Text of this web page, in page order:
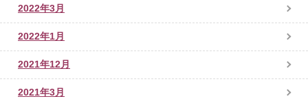
2022年3月
2022年1月
2021年12月
2021年3月